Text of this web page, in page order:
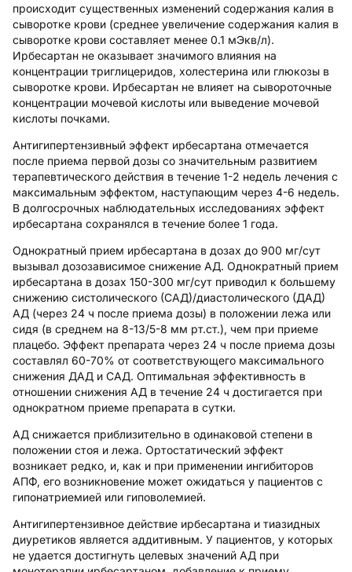
происходит существенных изменений содержания калия в
сыворотке крови (среднее увеличение содержания калия в
сыворотке крови составляет менее 0.1 мЭкв/л).
Ирбесартан не оказывает значимого влияния на
концентрации триглицеридов, холестерина или глюкозы в
сыворотке крови. Ирбесартан не влияет на сывороточные
концентрации мочевой кислоты или выведение мочевой
кислоты почками.
Антигипертензивный эффект ирбесартана отмечается
после приема первой дозы со значительным развитием
терапевтического действия в течение 1-2 недель лечения с
максимальным эффектом, наступающим через 4-6 недель.
В долгосрочных наблюдательных исследованиях эффект
ирбесартана сохранялся в течение более 1 года.
Однократный прием ирбесартана в дозах до 900 мг/сут
вызывал дозозависимое снижение АД. Однократный прием
ирбесартана в дозах 150-300 мг/сут приводил к большему
снижению систолического (САД)/диастолического (ДАД)
АД (через 24 ч после приема дозы) в положении лежа или
сидя (в среднем на 8-13/5-8 мм рт.ст.), чем при приеме
плацебо. Эффект препарата через 24 ч после приема дозы
составлял 60-70% от соответствующего максимального
снижения ДАД и САД. Оптимальная эффективность в
отношении снижения АД в течение 24 ч достигается при
однократном приеме препарата в сутки.
АД снижается приблизительно в одинаковой степени в
положении стоя и лежа. Ортостатический эффект
возникает редко, и, как и при применении ингибиторов
АПФ, его возникновение может ожидаться у пациентов с
гипонатриемией или гиповолемией.
Антигипертензивное действие ирбесартана и тиазидных
диуретиков является аддитивным. У пациентов, у которых
не удается достигнуть целевых значений АД при